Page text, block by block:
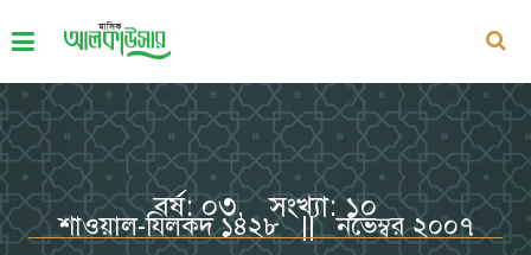
বর্ষ: ০৩, সংখ্যা: ১০
শাওয়াল-যিলকদ ১৪২৮ || নভেম্বর ২০০৭